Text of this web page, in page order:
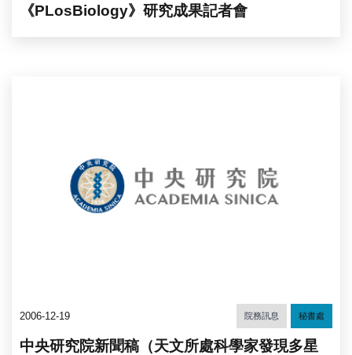
《PLosBiology》研究成果記者會
2006-12-19 院務訊息 秘書處
中央研究院新聞稿（天文所處科學家發現多星